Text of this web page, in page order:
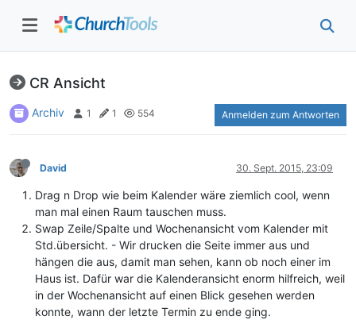
CR Ansicht
Archiv 1 1 554 Anmelden zum Antworten
David 30. Sept. 2015, 23:09
Drag n Drop wie beim Kalender wäre ziemlich cool, wenn
man mal einen Raum tauschen muss.
Swap Zeile/Spalte und Wochenansicht vom Kalender mit
Std.übersicht. - Wir drucken die Seite immer aus und
hängen die aus, damit man sehen, kann ob noch einer im
Haus ist. Dafür war die Kalenderansicht enorm hilfreich, weil
in der Wochenansicht auf einen Blick gesehen werden
konnte, wann der letzte Termin zu ende ging.